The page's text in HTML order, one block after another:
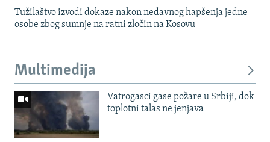
Tužilaštvo izvodi dokaze nakon nedavnog hapšenja jedne
osobe zbog sumnje na ratni zločin na Kosovu
Multimedija
Vatrogasci gase požare u Srbiji, dok
toplotni talas ne jenjava